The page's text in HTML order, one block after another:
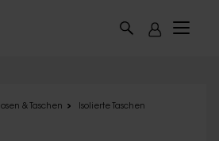
& Taschen Isolierte Taschen